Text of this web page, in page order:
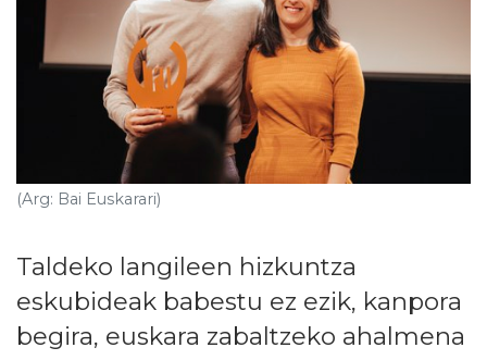
(Arg: Bai Euskarari)
Taldeko langileen hizkuntza
eskubideak babestu ez ezik, kanpora
begira, euskara zabaltzeko ahalmena